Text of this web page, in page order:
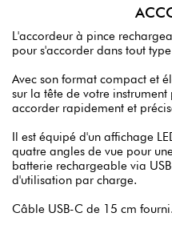
L'accordeur à pince
pour s'accorder dans tout
Avec son format compact et
sur la tête de votre
accorder rapidement et
Il est équipé d'un affichage
quatre angles de vue pour
batterie rechargeable via
d'utilisation par charge.
Câble USB-C de 15 cm fourni.